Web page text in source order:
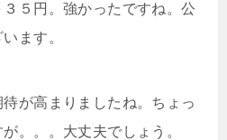
５円。強かったですね。公
ます。
が高まりましたね。ちょっ
。。。大丈夫でしょう。